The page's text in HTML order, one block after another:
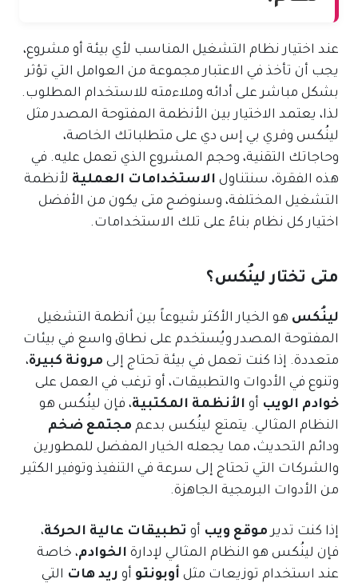
عند اختيار نظام التشغيل المناسب لأي بيئة أو مشروع،
يجب أن تأخذ في الاعتبار مجموعة من العوامل التي تؤثر
بشكل مباشر على أدائه وملاءمته للاستخدام المطلوب.
لذا، يعتمد الاختيار بين الأنظمة المفتوحة المصدر مثل
لينُكس وفري بي إس دي على متطلباتك الخاصة،
وحاجاتك التقنية، وحجم المشروع الذي تعمل عليه. في
هذه الفقرة، سنتناول الاستخدامات العملية لأنظمة
التشغيل المختلفة، وسنوضح متى يكون من الأفضل
اختيار كل نظام بناءً على تلك الاستخدامات.
متى تختار لينُكس؟
لينُكس هو الخيار الأكثر شيوعاً بين أنظمة التشغيل
المفتوحة المصدر ويُستخدم على نطاق واسع في بيئات
متعددة. إذا كنت تعمل في بيئة تحتاج إلى مرونة كبيرة،
وتنوع في الأدوات والتطبيقات، أو ترغب في العمل على
خوادم الويب أو الأنظمة المكتبية، فإن لينُكس هو
النظام المثالي. يتمتع لينُكس بدعم مجتمع ضخم
ودائم التحديث، مما يجعله الخيار المفضل للمطورين
والشركات التي تحتاج إلى سرعة في التنفيذ وتوفير الكثير
من الأدوات البرمجية الجاهزة.
إذا كنت تديرموقع ويب أو تطبيقات عالية الحركة،
فإن لينُكس هو النظام المثالي لإدارة الخوادم، خاصة
عند استخدام توزيعات مثل أوبونتو أو ريد هات التي